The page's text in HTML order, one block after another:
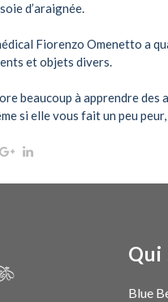
d’araignée.
Fiorenzo Omenetto a
et objets divers.
beaucoup à apprendre
si elle vous fait un peu peur,
Qui
Blue